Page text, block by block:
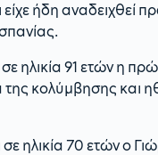
είχε ήδη αναδειχθεί
σε ηλικία 91 ετών η
κολύμβησης και
σε ηλικία 70 ετών ο